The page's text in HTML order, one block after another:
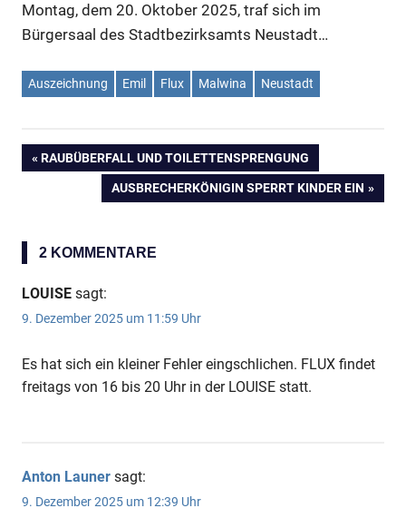
Anzeige
Anzeige
Montag, dem 20. Oktober 2025, traf sich im
Bürgersaal des Stadtbezirksamts Neustadt…
Auszeichnung Emil Flux Malwina Neustadt
Beitragsnavigation
VORHERIGER
RAUBÜBERFALL UND TOILETTENSPRENGUNG
NÄCHSTER
AUSBRECHERKÖNIGIN SPERRT KINDER EIN
2 KOMMENTARE
LOUISE sagt:
9. Dezember 2025 um 11:59 Uhr
Es hat sich ein kleiner Fehler eingschlichen. FLUX findet
freitags von 16 bis 20 Uhr in der LOUISE statt.
Anton Launer sagt:
9. Dezember 2025 um 12:39 Uhr